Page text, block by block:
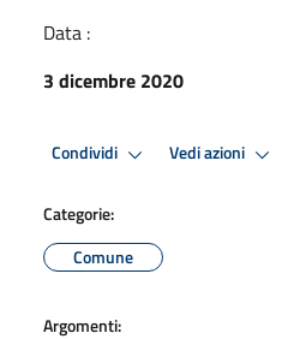
Data :
3 dicembre 2020
Condividi Vedi azioni
Categorie:
Comune
Argomenti: